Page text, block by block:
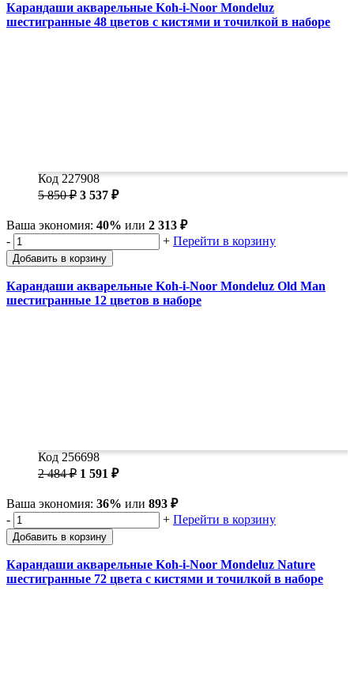
Карандаши акварельные Koh-i-Noor Mondeluz
шестигранные 48 цветов с кистями и точилкой в наборе
Код 227908
5 850 ₽ 3 537 ₽
Ваша экономия: 40% или 2 313 ₽
-
+ Перейти в корзину
Добавить в корзину
Карандаши акварельные Koh-i-Noor Mondeluz Old Man
шестигранные 12 цветов в наборе
Код 256698
2 484 ₽ 1 591 ₽
Ваша экономия: 36% или 893 ₽
-
+ Перейти в корзину
Добавить в корзину
Карандаши акварельные Koh-i-Noor Mondeluz Nature
шестигранные 72 цвета с кистями и точилкой в наборе